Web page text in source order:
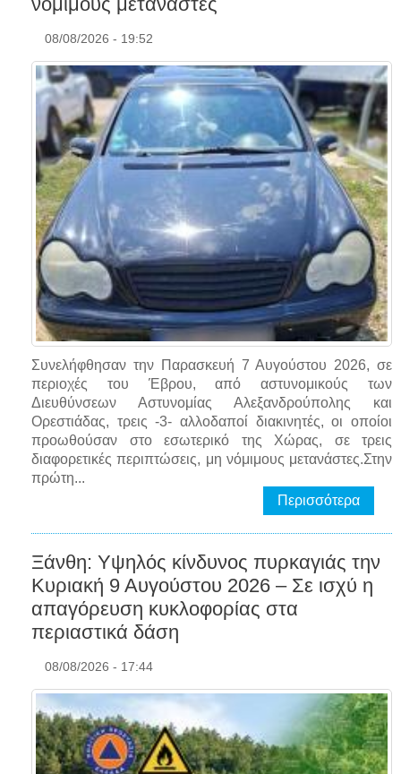
08/08/2026 - 19:52
Συνελήφθησαν την Παρασκευή 7 Αυγούστου 2026, σε
περιοχές του Έβρου, από αστυνομικούς των
Διευθύνσεων Αστυνομίας Αλεξανδρούπολης και
Ορεστιάδας, τρεις -3- αλλοδαποί διακινητές, οι οποίοι
προωθούσαν στο εσωτερικό της Χώρας, σε τρεις
διαφορετικές περιπτώσεις, μη νόμιμους μετανάστες.Στην
πρώτη...
Περισσότερα
Ξάνθη: Υψηλός κίνδυνος πυρκαγιάς την
Κυριακή 9 Αυγούστου 2026 – Σε ισχύ η
απαγόρευση κυκλοφορίας στα
περιαστικά δάση
08/08/2026 - 17:44